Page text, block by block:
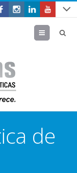
Menu
de